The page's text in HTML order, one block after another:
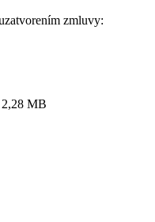
zmluvy:
MB